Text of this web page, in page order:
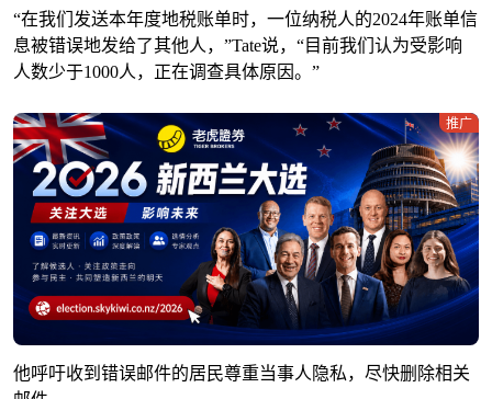
“在我们发送本年度地税账单时，一位纳税人的2024年账单信
息被错误地发给了其他人，”Tate说，“目前我们认为受影响
人数少于1000人，正在调查具体原因。”
推广
他呼吁收到错误邮件的居民尊重当事人隐私，尽快删除相关